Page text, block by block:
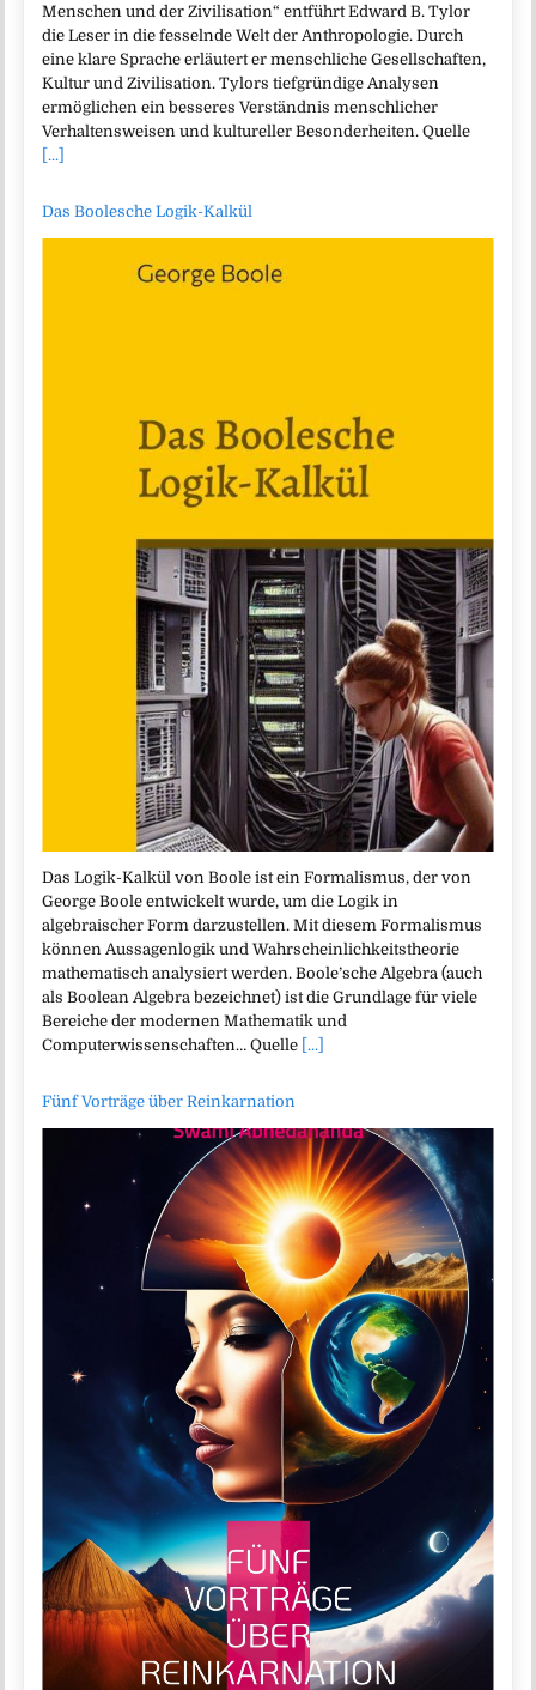
Menschen und der Zivilisation“ entführt Edward B. Tylor
die Leser in die fesselnde Welt der Anthropologie. Durch
eine klare Sprache erläutert er menschliche Gesellschaften,
Kultur und Zivilisation. Tylors tiefgründige Analysen
ermöglichen ein besseres Verständnis menschlicher
Verhaltensweisen und kultureller Besonderheiten. Quelle
[...]
Das Boolesche Logik-Kalkül
Das Logik-Kalkül von Boole ist ein Formalismus, der von
George Boole entwickelt wurde, um die Logik in
algebraischer Form darzustellen. Mit diesem Formalismus
können Aussagenlogik und Wahrscheinlichkeitstheorie
mathematisch analysiert werden. Boole’sche Algebra (auch
als Boolean Algebra bezeichnet) ist die Grundlage für viele
Bereiche der modernen Mathematik und
Computerwissenschaften… Quelle [...]
Fünf Vorträge über Reinkarnation